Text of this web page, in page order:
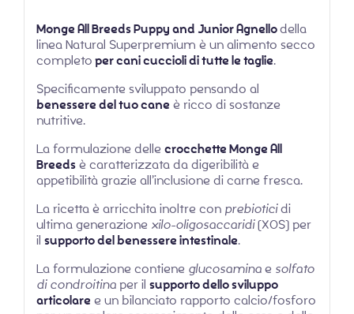
Monge All Breeds Puppy and Junior Agnellodella
linea Natural Superpremium è un alimento secco
completoper cani cuccioli di tutte le taglie.
Specificamente sviluppato pensando al
benessere del tuo cane è ricco di sostanze
nutritive.
La formulazione delle crocchette Monge All
Breedsè caratterizzata da digeribilità e
appetibilità grazie all’inclusione di carne fresca.
La ricetta è arricchita inoltre con prebioticidi
ultima generazione xilo-oligosaccaridi(XOS) per
il supporto del benessere intestinale.
La formulazione contiene glucosaminae solfato
di condroitinaper il supporto dello sviluppo
articolare e un bilanciato rapporto calcio/fosforo